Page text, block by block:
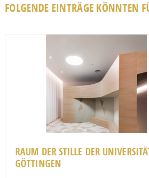
FOLGENDE EINTRÄGE KÖNNTEN
RAUM DER STILLE DER
GÖTTINGEN